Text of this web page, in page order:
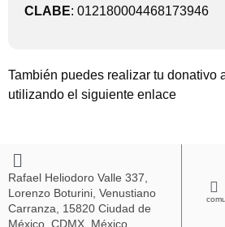
CLABE: 012180004468173946
También puedes realizar tu donativo
utilizando el siguiente enlace
Rafael Heliodoro Valle 337,
Lorenzo Boturini, Venustiano
Carranza, 15820 Ciudad de
México, CDMX, México